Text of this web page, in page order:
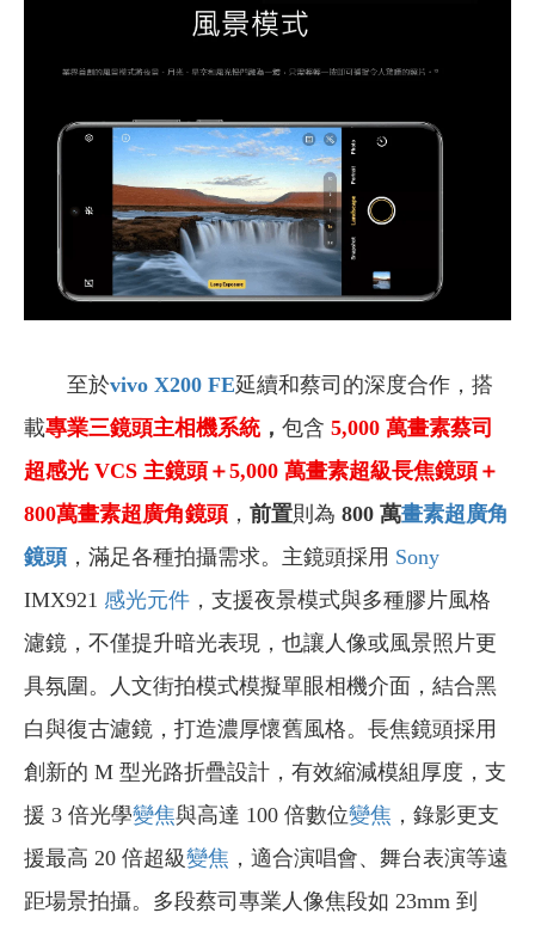
至於vivo X200 FE延續和蔡司的深度合作，搭
載專業三鏡頭主相機系統 ， 包含 5,000 萬畫素蔡司
超感光 VCS 主鏡頭＋5,000 萬畫素超級長焦鏡頭＋
800萬畫素超廣角鏡頭 ， 前置則為 800 萬畫素超廣角
鏡頭，滿足各種拍攝需求。主鏡頭採用 Sony
IMX921 感光元件 ，支援夜景模式與多種膠片風格
濾鏡，不僅提升暗光表現，也讓人像或風景照片更
具氛圍。人文街拍模式模擬單眼相機介面，結合黑
白與復古濾鏡，打造濃厚懷舊風格。長焦鏡頭採用
創新的 M 型光路折疊設計，有效縮減模組厚度，支
援 3 倍光學變焦與高達 100 倍數位變焦 ，錄影更支
援最高 20 倍超級變焦 ，適合演唱會、舞台表演等遠
距場景拍攝。多段蔡司專業人像焦段如 23mm 到